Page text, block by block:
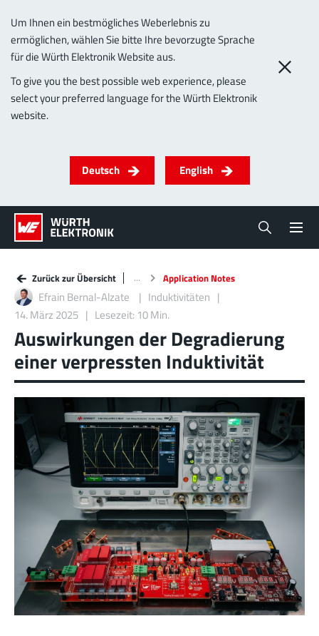
Um Ihnen ein bestmögliches Weberlebnis zu
ermöglichen, wählen Sie bitte Ihre bevorzugte Sprache
für die Würth Elektronik Website aus.
To give you the best possible web experience, please
select your preferred language for the Würth Elektronik
website.
Deutsch English
Zurück zur Übersicht Application Notes
Efrain Bernal-Alzate
Induktivitäten
14. März 2025
Lesezeit: 10 Min.
Auswirkungen der Degradierung
einer verpressten Induktivität